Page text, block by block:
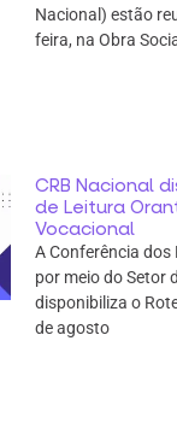
Nacional) estão
feira, na Obra
CRB Nacional
de Leitura
Vocacional
A Conferência dos
por meio do Setor
disponibiliza o
de agosto